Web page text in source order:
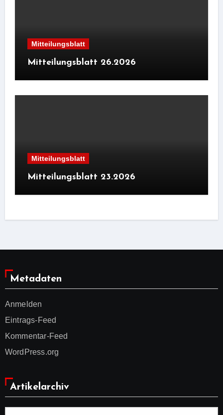
Mitteilungsblatt
Mitteilungsblatt 26.2026
Mitteilungsblatt
Mitteilungsblatt 23.2026
Metadaten
Anmelden
Eintrags-Feed
Kommentar-Feed
WordPress.org
Artikelarchiv